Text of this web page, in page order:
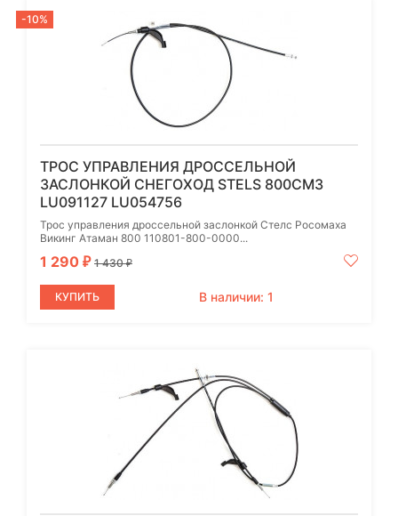
-10%
ТРОС УПРАВЛЕНИЯ ДРОССЕЛЬНОЙ
ЗАСЛОНКОЙ СНЕГОХОД STELS 800СМ3
LU091127 LU054756
Трос управления дроссельной заслонкой Стелс Росомаха
Викинг Атаман 800 110801-800-0000...
1 290 ₽ 1 430₽
КУПИТЬ В наличии: 1